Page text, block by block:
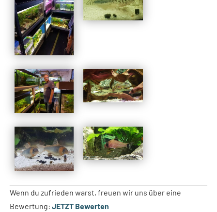
Wenn du zufrieden warst, freuen wir uns über eine
Bewertung: JETZT Bewerten